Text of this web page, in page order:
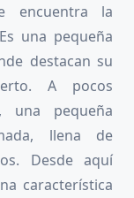
encuentra la
una pequeña
destacan su
A pocos
, una pequeña
llena de
Desde aquí
característica